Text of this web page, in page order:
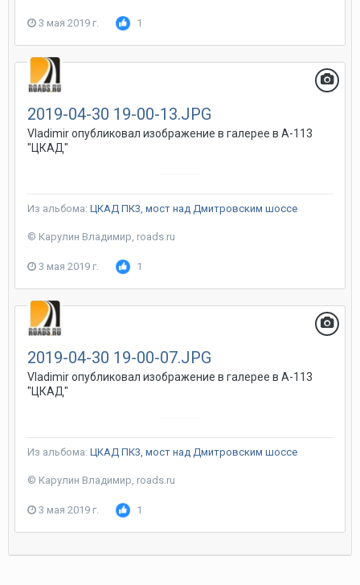
3 мая 2019 г. 1
2019-04-30 19-00-13.JPG
Vladimirопубликовал изображение в галерее в А-113
"ЦКАД"
Из альбома: ЦКАД ПК3, мост над Дмитровским шоссе
© Карулин Владимир, roads.ru
3 мая 2019 г. 1
2019-04-30 19-00-07.JPG
Vladimirопубликовал изображение в галерее в А-113
"ЦКАД"
Из альбома: ЦКАД ПК3, мост над Дмитровским шоссе
© Карулин Владимир, roads.ru
3 мая 2019 г. 1